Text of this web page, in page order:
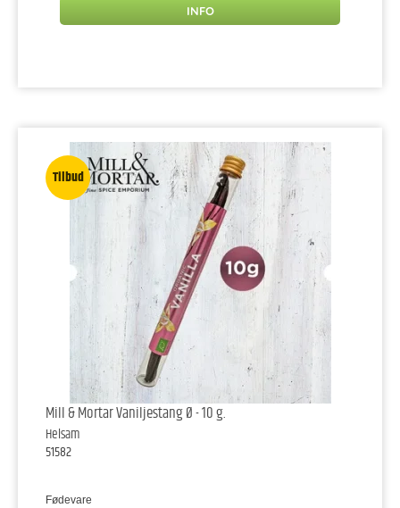
INFO
Tilbud
Mill & Mortar Vaniljestang Ø - 10 g.
Helsam
51582
Fødevare